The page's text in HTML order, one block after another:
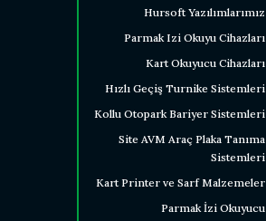
Hursoft Yazılımlarımız
Parmak Izi Okuyu Cihazları
Kart Okuyucu Cihazları
Hızlı Geçiş Turnike Sistemleri
Kollu Otopark Bariyer Sistemleri
Site AVM Araç Plaka Tanıma
Sistemleri
Kart Printer ve Sarf Malzemeler
Parmak İzi Okuyucu